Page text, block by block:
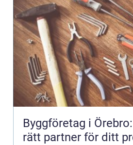
Byggföretag i
rätt partner för ditt